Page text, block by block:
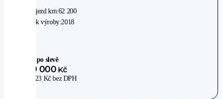
Nájezd km:62 200
Rok výroby:2018
Cena po slevě
379 000Kč
313 223 Kčbez DPH